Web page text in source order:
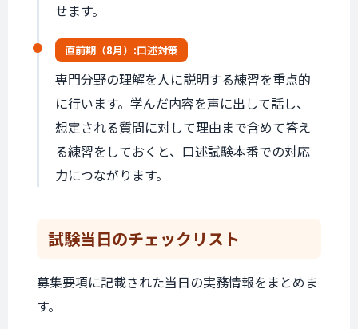
せます。
直前期 （8月）:口述対策
専門分野の理解を人に説明する練習を重点的
に行います。学んだ内容を声に出して話し、
想定される質問に対して理由まで含めて答え
る練習をしておくと、口述試験本番での対応
力につながります。
試験当日のチェックリスト
募集要項に記載された当日の実務情報をまとめま
す。